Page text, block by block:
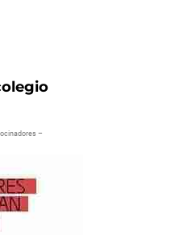
–